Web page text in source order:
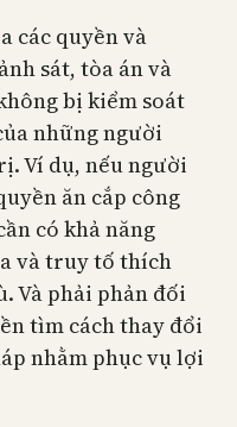
các quyền và
sát, tòa án và
bị kiểm soát
những người
Ví dụ, nếu người
ăn cắp công
có khả năng
và truy tố thích
Và phải phản đối
tìm cách thay đổi
nhằm phục vụ lợi